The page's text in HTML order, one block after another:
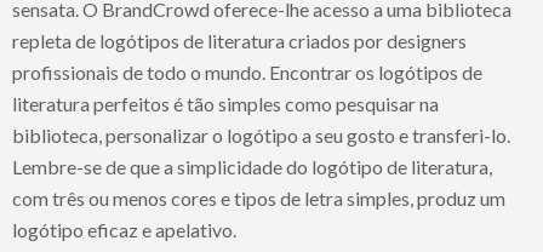
sensata. O BrandCrowd oferece-lhe acesso a uma biblioteca
repleta de logótipos de literatura criados por designers
profissionais de todo o mundo. Encontrar os logótipos de
literatura perfeitos é tão simples como pesquisar na
biblioteca, personalizar o logótipo a seu gosto e transferi-lo.
Lembre-se de que a simplicidade do logótipo de literatura,
com três ou menos cores e tipos de letra simples, produz um
logótipo eficaz e apelativo.